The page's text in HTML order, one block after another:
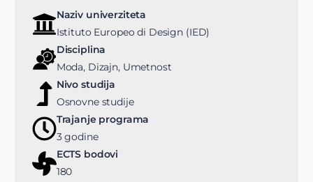
Naziv univerziteta
Istituto Europeo di Design (IED)
Disciplina
Moda, Dizajn, Umetnost
Nivo studija
Osnovne studije
Trajanje programa
3 godine
ECTS bodovi
180